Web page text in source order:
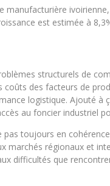
manufacturière
est estimée à
structurels de
des facteurs de
logistique. Ajouté à
au foncier industriel
toujours en
marchés régionaux et
difficultés que